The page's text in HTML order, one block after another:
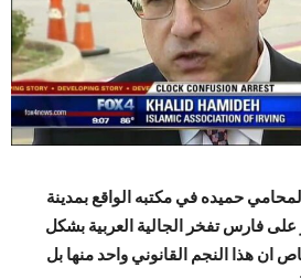
حميده في مكتبه الواقع بمدينة
فارس تفخر الجالية العربية بشكل
ان هذا النجم القانوني واحد منها بل